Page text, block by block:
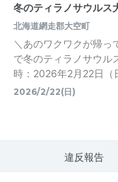
冬のティラノサウルス
北海道網走郡大空町
＼あのワクワクが帰っ
で冬のティラノサウル
時：2026年2月22日（
2026/2/22(日)
違反報告